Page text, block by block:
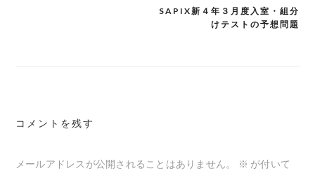
シ
SAPIX新４年３月度入室・組分
けテストの予想問題
コメントを残す
メールアドレスが公開されることはありません。 ※ が付いて